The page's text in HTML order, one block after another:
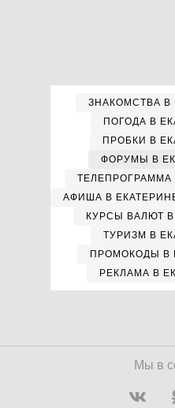
ЗНАКОМСТВА В
ПОГОДА В
ПРОБКИ В
ФОРУМЫ В
ТЕЛЕПРОГРАММА
АФИША В
КУРСЫ ВАЛЮТ
ТУРИЗМ В
ПРОМОКОДЫ В
РЕКЛАМА В
Мы в